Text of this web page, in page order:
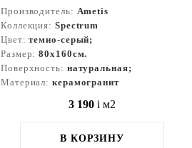
Производитель: Ametis
Коллекция: Spectrum
Цвет:темно-серый;
Размер:80x160см.
Поверхность: натуральная;
Материал: керамогранит
3 190 i м2
В КОРЗИНУ